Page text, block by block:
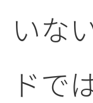
いな
ドで